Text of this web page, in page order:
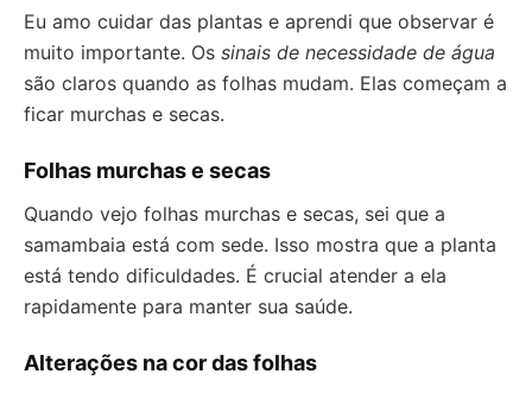
Eu amo cuidar das plantas e aprendi que observar é
muito importante. Os sinais de necessidade de água
são claros quando as folhas mudam. Elas começam a
ficar murchas e secas.
Folhas murchas e secas
Quando vejo folhas murchas e secas, sei que a
samambaia está com sede. Isso mostra que a planta
está tendo dificuldades. É crucial atender a ela
rapidamente para manter sua saúde.
Alterações na cor das folhas